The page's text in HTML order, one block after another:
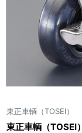
東正車輌（TOSEI）
東正車輌（TOSEI